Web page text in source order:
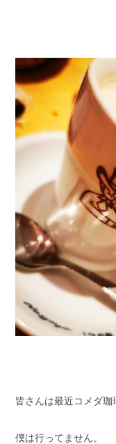
皆さんは最近コメダ珈
僕は行ってません。